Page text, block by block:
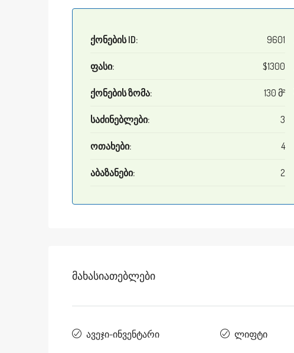
ქონების ID: 9601
ფასი: $1300
ქონების ზომა: 130 მ²
საძინებლები: 3
ოთახები: 4
აბაზანები: 2
Მახასიათებლები
ავეჯი-ინვენტარი ლიფტი